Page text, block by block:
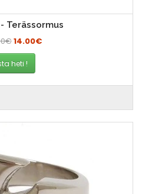
Terässormus
14.00€
heti !